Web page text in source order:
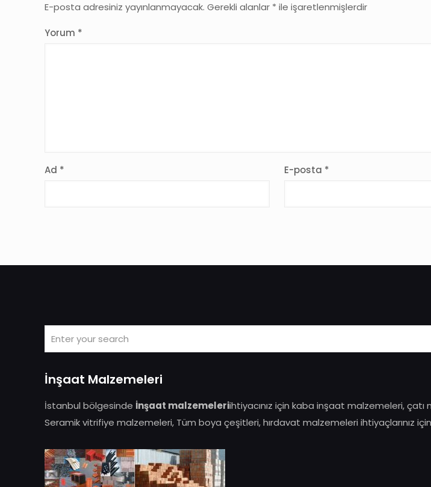
E-posta adresiniz yayınlanmayacak. Gerekli alanlar * ile işaretlenmişlerdir
Yorum *
Ad * E-posta *
İnşaat Malzemeleri
İstanbul bölgesinde İnşaat malzemeleriihtiyacınız için kaba inşaat malzemeleri,
Seramik vitrifiye malzemeleri, Tüm boya çeşitleri, hırdavat malzemeleri ihtiyaçlarınız için